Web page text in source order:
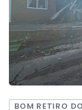
BOM RETIRO